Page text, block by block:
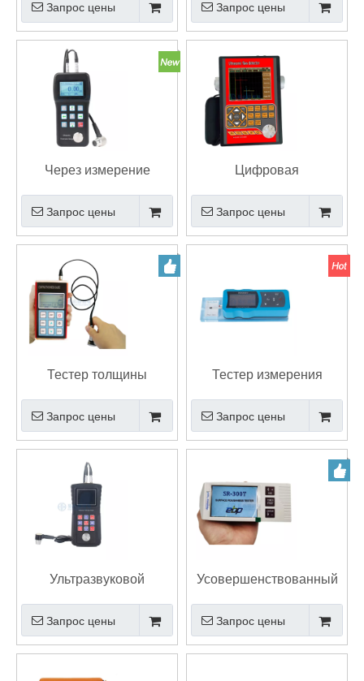
Запрос цены
поверхности с
принтером
Запрос цены
Через измерение
толщины стенки
цифрового
ультразвукового
толщиномера покрытия
Запрос цены
Цифровая
ультразвуковая машина
для испытаний на
трещины и утечки
Запрос цены
Тестер толщины
покрытия сухой пленки
цифрового датчика
глубины краски
Запрос цены
Тестер измерения
шероховатости
поверхности Ра Рз с
хорошей ценой
Запрос цены
Ультразвуковой
толщиномер стенки
трубы стальной
толщиномер
Запрос цены
Усовершенствованный
тестер шероховатости
поверхности с цветным
сенсорным экраном
Запрос цены